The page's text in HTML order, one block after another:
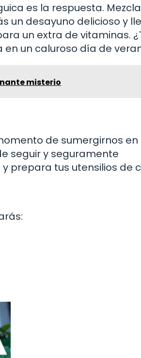
es la respuesta. Mezcla
un desayuno delicioso y
un extra de vitaminas.
un caluroso día de
misterio
de sumergirnos en
seguir y seguramente
prepara tus utensilios de